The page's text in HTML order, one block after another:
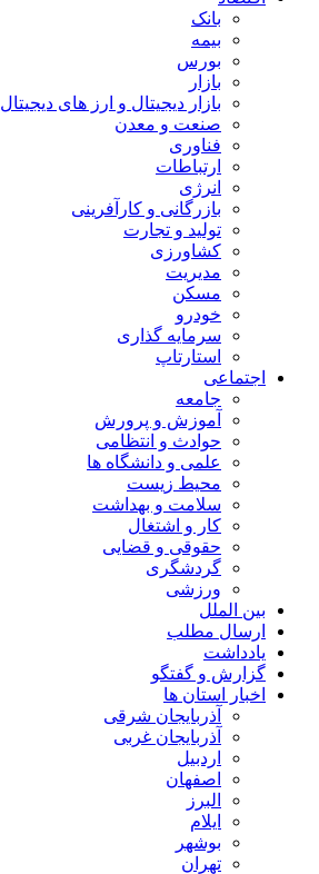
بانک
بیمه
بورس
بازار
بازار دیجیتال و ارز های دیجیتال
صنعت و معدن
فناوری
ارتباطات
انرژی
بازرگانی و کارآفرینی
تولید و تجارت
کشاورزی
مدیریت
مسکن
خودرو
سرمایه گذاری
استارتاپ
اجتماعی
جامعه
آموزش و پرورش
حوادث و انتظامی
علمی و دانشگاه ها
محیط زیست
سلامت و بهداشت
کار و اشتغال
حقوقی و قضایی
گردشگری
ورزشی
بین الملل
ارسال مطلب
یادداشت
گزارش و گفتگو
اخبار استان ها
آذربایجان شرقی
آذربایجان غربی
اردبیل
اصفهان
البرز
ایلام
بوشهر
تهران